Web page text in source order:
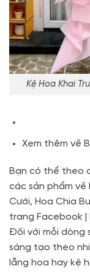
Kệ Hoa Khai
Xem thêm về
Bạn có thể theo
các sản phẩm về
Cưới, Hoa Chia
trang Facebook
Đối với mỗi dòng
sáng tạo theo
lẵng hoa hay kệ